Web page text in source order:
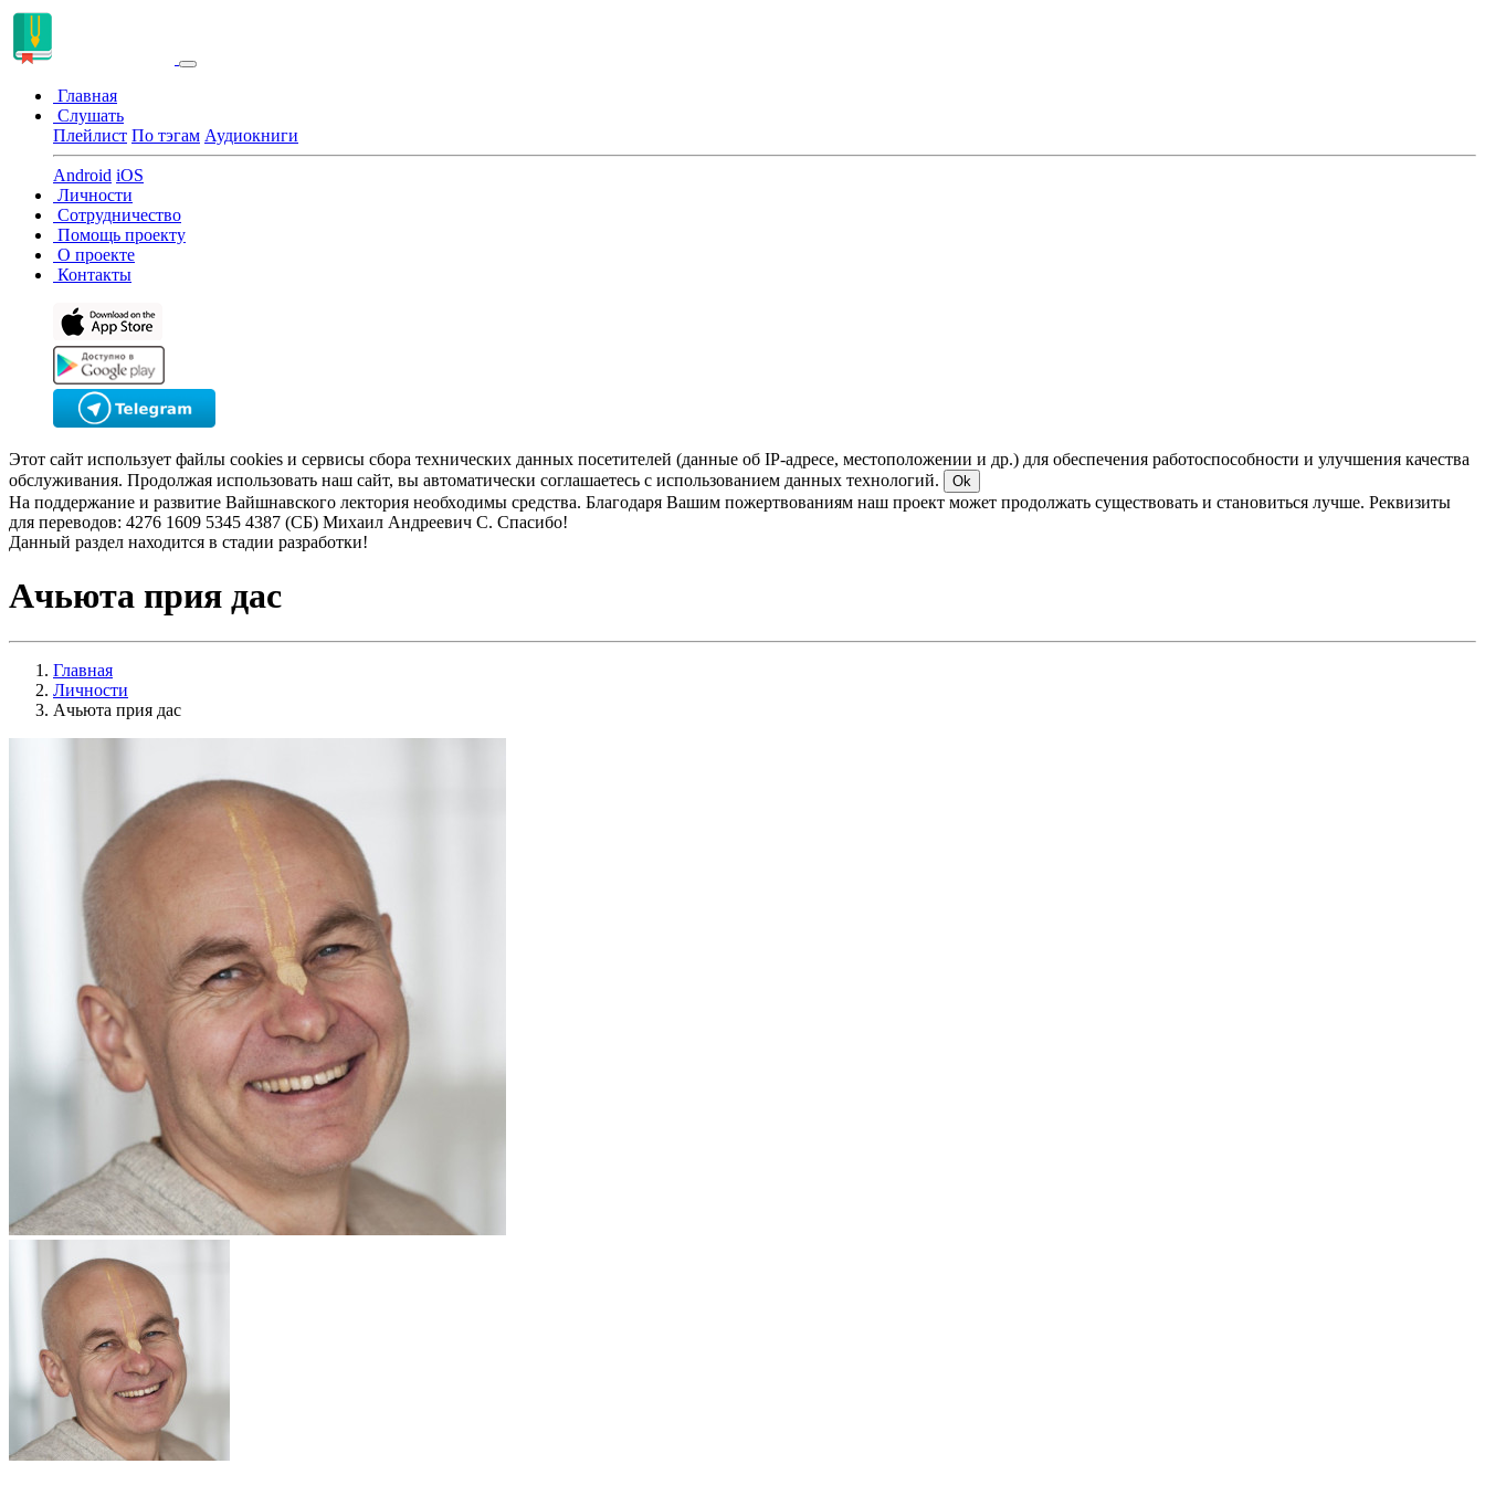
Главная
Слушать
Плейлист По тэгам Аудиокниги
Android iOS
Личности
Сотрудничество
Помощь проекту
О проекте
Контакты
Этот сайт использует файлы cookies и сервисы сбора технических данных посетителей (данные об IP-адресе, местоположении и др.) для обеспечения работоспособности и улучшения качества
обслуживания. Продолжая использовать наш сайт, вы автоматически соглашаетесь с использованием данных технологий.
Ok
На поддержание и развитие Вайшнавского лектория необходимы средства. Благодаря Вашим пожертвованиям наш проект может продолжать существовать и становиться лучше. Реквизиты
для переводов: 4276 1609 5345 4387 (СБ) Михаил Андреевич С. Спасибо!
Данный раздел находится в стадии разработки!
Ачьюта прия дас
Главная
Личности
Ачьюта прия дас